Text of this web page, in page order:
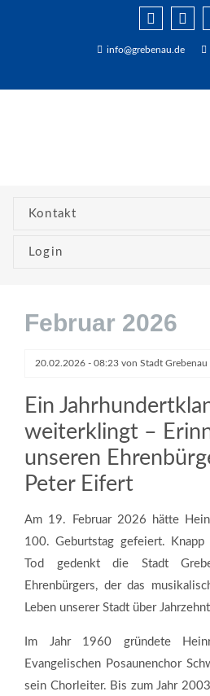
info@grebenau.de
Kontakt
Login
Februar 2026
20.02.2026 - 08:23 von Stadt Grebenau
Ein
weiterklingt –
unseren
Peter Eifert
Am 19. Februar 2026 hätte
100. Geburtstag gefeiert.
Tod gedenkt die Stadt
Ehrenbürgers, der das
Leben unserer Stadt über
Im Jahr 1960 gründete
Evangelischen Posaunenchor
sein Chorleiter. Bis zum Jahr